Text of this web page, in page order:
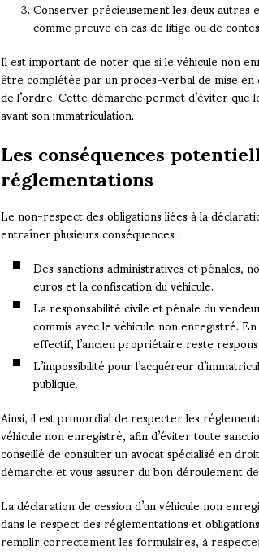
Conserver précieusement les deux
comme preuve en cas de litige ou de
Il est important de noter que si le véhicule non
être complétée par un procès-verbal de mise
de l’ordre. Cette démarche permet d’éviter
avant son immatriculation.
Les conséquences
réglementations
Le non-respect des obligations liées à la
entraîner plusieurs conséquences :
Des sanctions administratives et pénales,
euros et la confiscation du véhicule.
La responsabilité civile et pénale du
commis avec le véhicule non enregistré.
effectif, l’ancien propriétaire reste
L’impossibilité pour l’acquéreur
publique.
Ainsi, il est primordial de respecter les
véhicule non enregistré, afin d’éviter toute
conseillé de consulter un avocat spécialisé en
démarche et vous assurer du bon déroulement
La déclaration de cession d’un véhicule non
dans le respect des réglementations et
remplir correctement les formulaires, à